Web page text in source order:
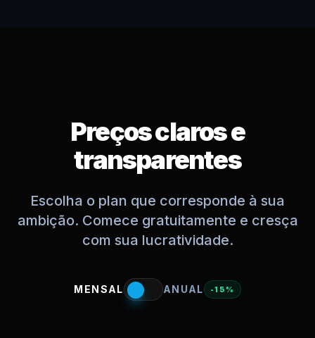
Preços claros e
transparentes
Escolha o plan que corresponde à sua
ambição. Comece gratuitamente e cresça
com sua lucratividade.
MENSAL ANUAL -15 %